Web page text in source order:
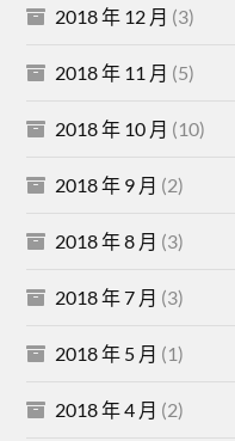
2018 年 12 月 (3)
2018 年 11 月 (5)
2018 年 10 月 (10)
2018 年 9 月 (2)
2018 年 8 月 (3)
2018 年 7 月 (3)
2018 年 5 月 (1)
2018 年 4 月 (2)